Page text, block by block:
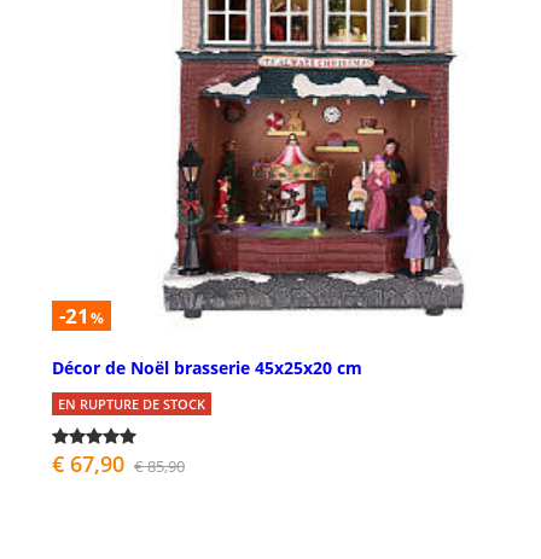
-21 %
Décor de Noël brasserie 45x25x20 cm
EN RUPTURE DE STOCK
€ 67,90 € 85,90